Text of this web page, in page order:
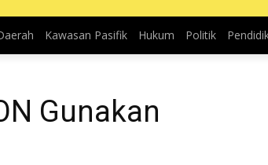
Kawasan Pasifik Hukum Politik
Gunakan